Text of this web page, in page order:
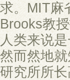
求。MIT麻
Brooks教
人类来说
然而然地
研究所所